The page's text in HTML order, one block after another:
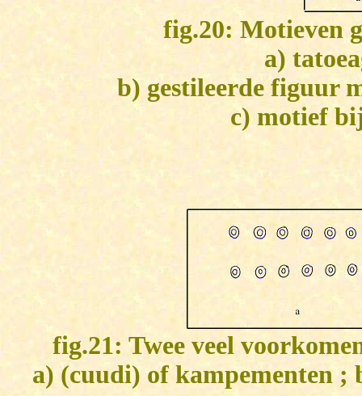
fig.20: Motieven
a)
b) gestileerde figuur
c) motief
fig.21: Twee veel
a) (cuudi) of kampementen ;